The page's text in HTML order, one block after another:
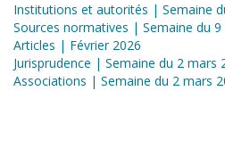
Institutions et autorités | Semaine
Sources normatives | Semaine du 9
Articles | Février 2026
Jurisprudence | Semaine du 2 mars
Associations | Semaine du 2 mars